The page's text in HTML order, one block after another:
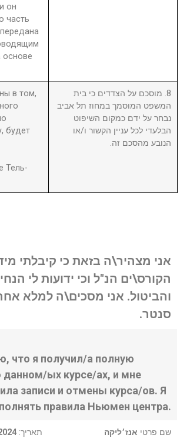
он
часть
основе
в том,
будет
Тель-
8. מוסכם על הצדדים כי בית
המשפט המוסמך במחוז תל אביב
נבחר על ידם כמקום השיפוט
הבלעדי לכל עניין הקשור ו/או
הנובע מהסכם זה.
אני מצהיר\ה בזאת כי קיבלתי
הקורס\ים הנ"ל וכי ידועות לי
והביטול. אני מסכים\ה למלא אחר
סנטר.
что я получил/а полную
ых курсе/ах, и мне
записи и отмены курса/ов. Я
правила Ньюмен центра.
:תאריך
שם פרטי אנז׳ליקה